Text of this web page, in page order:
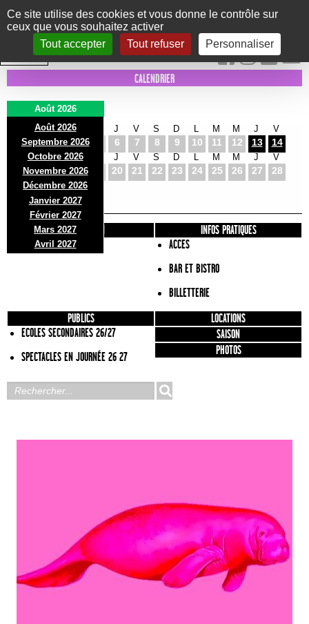
Panneau de gestion des cookies
Ce site utilise des cookies et vous donne le contrôle sur
ceux que vous souhaitez activer
Tout accepter
Tout refuser Personnaliser
Le Marni
CONCERTS DANSE/CIRQUE THÉÂTRE KIDS EXPOS EVENTS
INTRA MUROS
CALENDRIER
Août 2026
Août 2026
Septembre 2026
Octobre 2026
Novembre 2026
Décembre 2026
Janvier 2027
Février 2027
Mars 2027
Avril 2027
D
2
L
3
M
4
J
6
V
7
S
8
D
9 10
M
11
M
12
J
13
V
14
D
16
L
17
M
18
J
20
V
21
S
22
D
23 24
M
25
M
26
J
27
V
28
D
30
L
31
PRÉSENTATION
INFOS PRATIQUES
ACCES
BAR ET BISTRO
BILLETTERIE
PUBLICS
ECOLES SECONDAIRES 26/27
SPECTACLES EN JOURNÉE 26 27
LOCATIONS
SAISON
PHOTOS